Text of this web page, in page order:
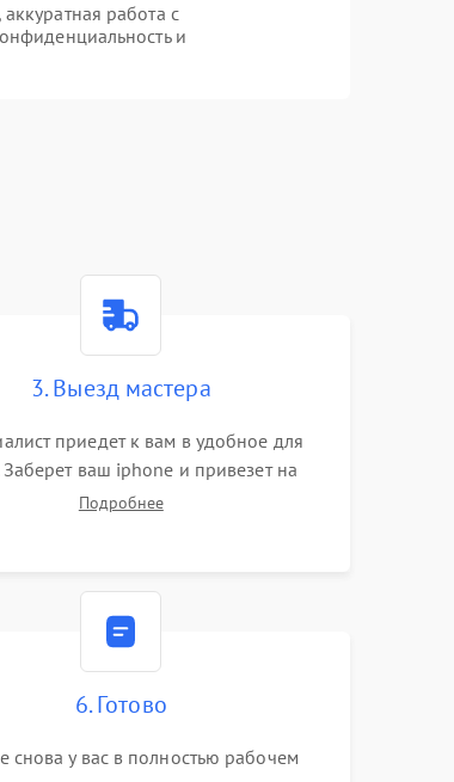
работа с
и
3. Выезд мастера
приедет к вам в удобное для
Заберет ваш iphone и привезет на
Подробнее
6. Готово
снова у вас в полностью рабочем